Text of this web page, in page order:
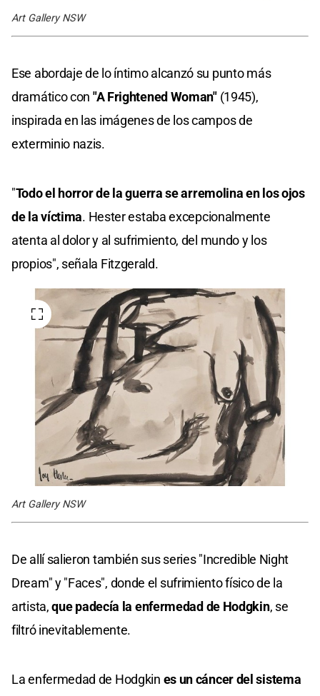
Art Gallery NSW
Ese abordaje de lo íntimo alcanzó su punto más
dramático con "A Frightened Woman"(1945),
inspirada en las imágenes de los campos de
exterminio nazis.
"Todo el horror de la guerra se arremolina en los ojos
de la víctima. Hester estaba excepcionalmente
atenta al dolor y al sufrimiento, del mundo y los
propios", señala Fitzgerald.
Art Gallery NSW
De allí salieron también sus series "Incredible Night
Dream" y "Faces", donde el sufrimiento físico de la
artista,que padecía la enfermedad de Hodgkin, se
filtró inevitablemente.
La enfermedad de Hodgkin es un cáncer del sistema